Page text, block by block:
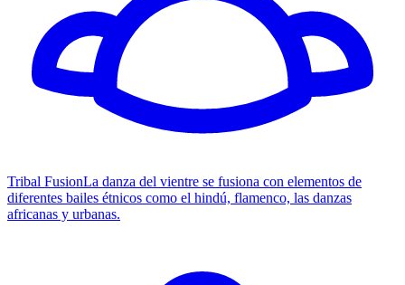
Tribal FusionLa danza del vientre se fusiona con elementos de
diferentes bailes étnicos como el hindú, flamenco, las danzas
africanas y urbanas.